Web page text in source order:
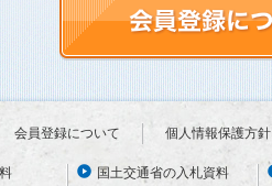
会員登録について 個人情報保護方針
国土交通省の入札資料